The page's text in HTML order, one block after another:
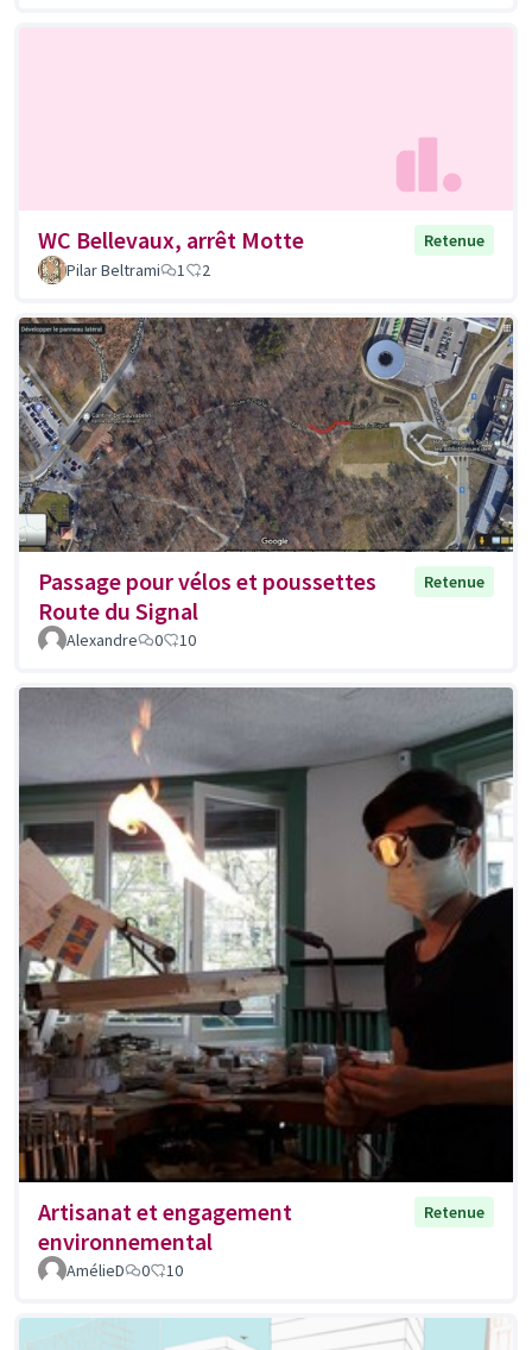
WC Bellevaux, arrêt Motte
Retenue
Pilar Beltrami
1 2
Passage pour vélos et poussettes
Route du Signal
Retenue
Alexandre 0 10
Artisanat et engagement
environnemental
Retenue
AmélieD 0 10